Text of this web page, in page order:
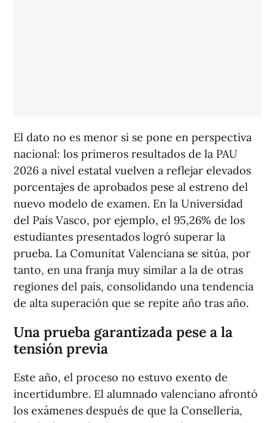
El dato no es menor si se pone en perspectiva
nacional: los primeros resultados de la PAU
2026 a nivel estatal vuelven a reflejar elevados
porcentajes de aprobados pese al estreno del
nuevo modelo de examen. En la Universidad
del País Vasco, por ejemplo, el 95,26% de los
estudiantes presentados logró superar la
prueba. La Comunitat Valenciana se sitúa, por
tanto, en una franja muy similar a la de otras
regiones del país, consolidando una tendencia
de alta superación que se repite año tras año.
Una prueba garantizada pese a la
tensión previa
Este año, el proceso no estuvo exento de
incertidumbre. El alumnado valenciano afrontó
los exámenes después de que la Conselleria,